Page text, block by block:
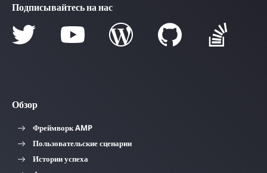
Подписывайтесь на нас
Обзор
Фреймворк AMP
Пользовательские сценарии
Истории успеха